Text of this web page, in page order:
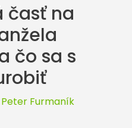
časť na
čo sa s
Peter Furmaník